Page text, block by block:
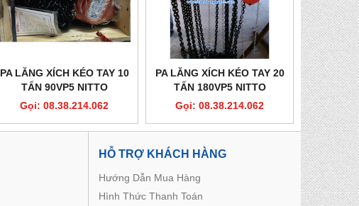
PA LĂNG XÍCH KÉO TAY 10
TẤN 90VP5 NITTO
Gọi: 08.38.214.062
PA LĂNG XÍCH KÉO TAY 20
TẤN 180VP5 NITTO
Gọi: 08.38.214.062
HỖ TRỢ KHÁCH HÀNG
Hướng Dẫn Mua Hàng
Hình Thức Thanh Toán